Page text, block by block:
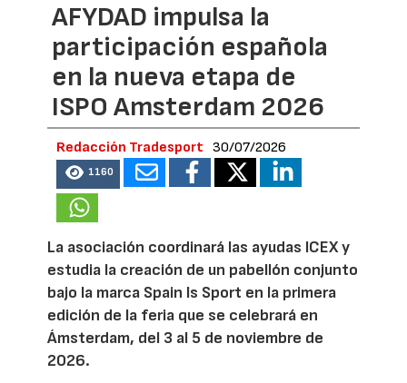
AFYDAD impulsa la
participación española
en la nueva etapa de
ISPO Amsterdam 2026
Redacción Tradesport 30/07/2026
1160
La asociación coordinará las ayudas ICEX y
estudia la creación de un pabellón conjunto
bajo la marca Spain Is Sport en la primera
edición de la feria que se celebrará en
Ámsterdam, del 3 al 5 de noviembre de
2026.